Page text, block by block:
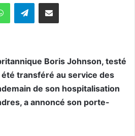
WhatsApp Telegram
Boris Johnson, testé
transféré au service des
de son hospitalisation
a annoncé son porte-